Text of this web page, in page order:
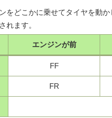
をどこかに乗せてタイヤを動
れます。
エンジンが前
FF
FR